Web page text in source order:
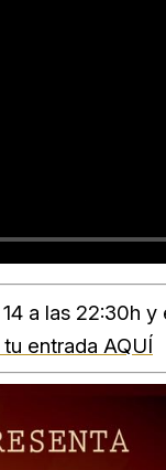
a las 22:30h y
tu entrada AQUÍ